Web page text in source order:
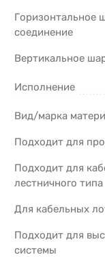
Горизонтальное
соединение
Вертикальное
Исполнение
Вид/марка
Подходит для
Подходит для
лестничного типа
Для кабельных
Подходит для
системы